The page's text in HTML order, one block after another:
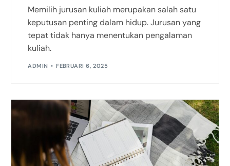
Memilih jurusan kuliah merupakan salah satu
keputusan penting dalam hidup. Jurusan yang
tepat tidak hanya menentukan pengalaman
kuliah.
ADMIN FEBRUARI 6, 2025